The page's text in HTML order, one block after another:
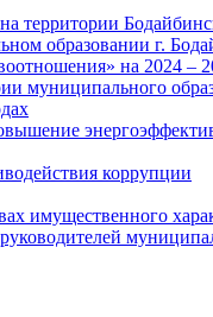
территории
образовании г.
на 2024 –
муниципального
коррупции
имущественного